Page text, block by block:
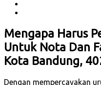
Mengapa Harus
Untuk Nota Dan
Kota Bandung,
Dengan mempercayakan